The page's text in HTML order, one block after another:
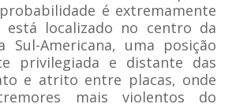
é extremamente
está localizado no centro da
Sul-Americana, uma posição
privilegiada e distante das
e atrito entre placas, onde
mais violentos do